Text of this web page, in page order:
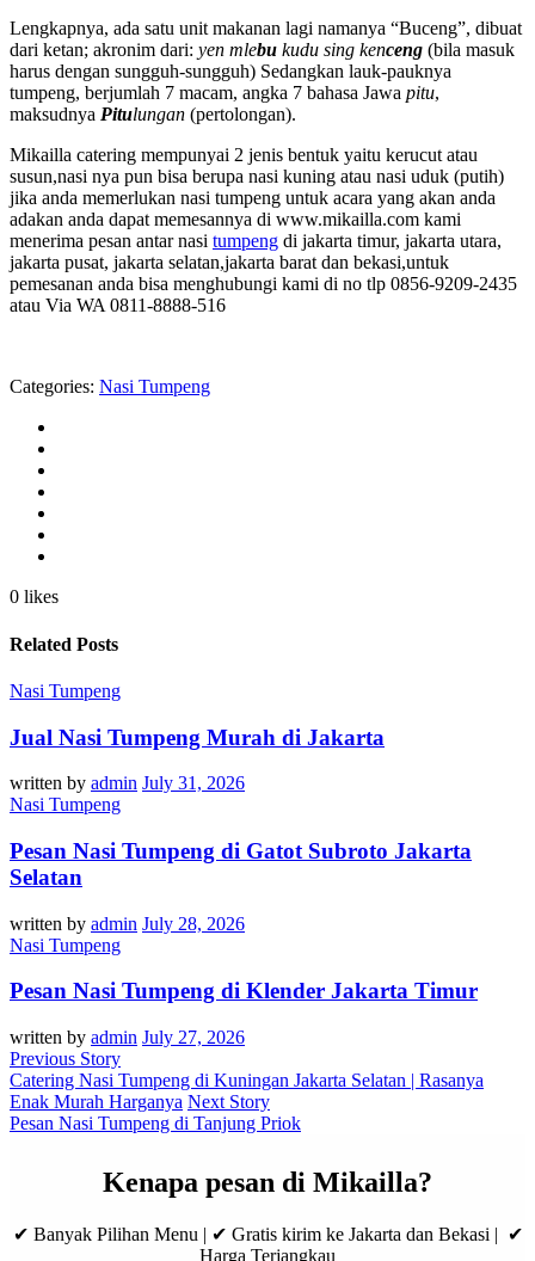
Lengkapnya, ada satu unit makanan lagi namanya “Buceng”, dibuat
dari ketan; akronim dari: yen mlebu kudu sing kenceng (bila masuk
harus dengan sungguh-sungguh) Sedangkan lauk-pauknya
tumpeng, berjumlah 7 macam, angka 7 bahasa Jawa pitu,
maksudnya Pitulungan (pertolongan).
Mikailla catering mempunyai 2 jenis bentuk yaitu kerucut atau
susun,nasi nya pun bisa berupa nasi kuning atau nasi uduk (putih)
jika anda memerlukan nasi tumpeng untuk acara yang akan anda
adakan anda dapat memesannya di www.mikailla.com kami
menerima pesan antar nasi tumpeng di jakarta timur, jakarta utara,
jakarta pusat, jakarta selatan,jakarta barat dan bekasi,untuk
pemesanan anda bisa menghubungi kami di no tlp 0856-9209-2435
atau Via WA 0811-8888-516
Categories: Nasi Tumpeng
0 likes
Related Posts
Nasi Tumpeng
Jual Nasi Tumpeng Murah di Jakarta
written by admin July 31, 2026
Nasi Tumpeng
Pesan Nasi Tumpeng di Gatot Subroto Jakarta
Selatan
written by admin July 28, 2026
Nasi Tumpeng
Pesan Nasi Tumpeng di Klender Jakarta Timur
written by admin July 27, 2026
Previous Story
Catering Nasi Tumpeng di Kuningan Jakarta Selatan | Rasanya
Enak Murah Harganya Next Story
Pesan Nasi Tumpeng di Tanjung Priok
Kenapa pesan di Mikailla?
✔ Banyak Pilihan Menu | ✔ Gratis kirim ke Jakarta dan Bekasi | ✔
Harga Terjangkau